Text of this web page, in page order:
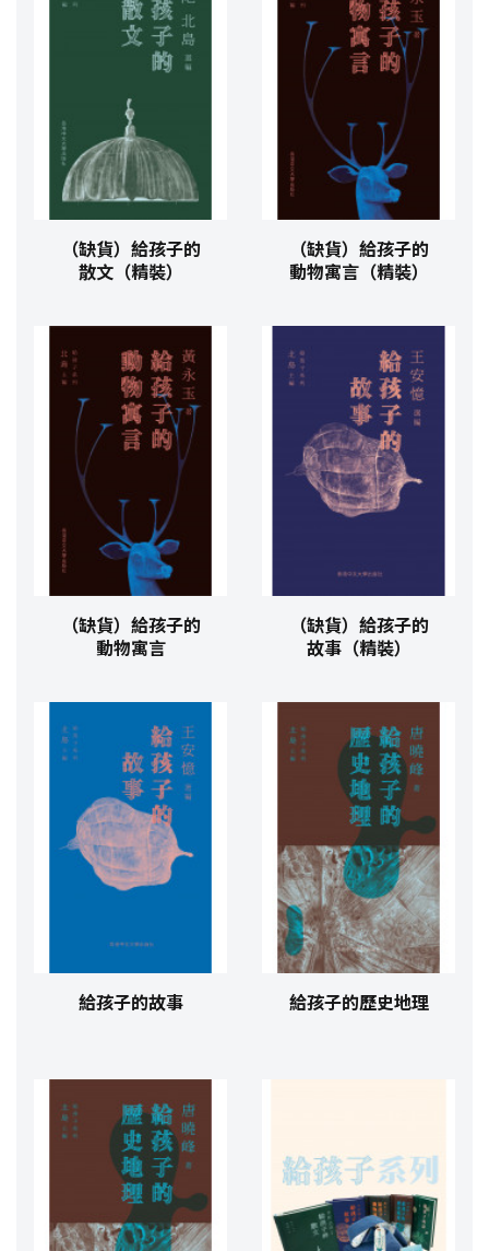
（缺貨）給孩子的
散文（精裝）
（缺貨）給孩子的
動物寓言（精裝）
（缺貨）給孩子的
動物寓言
（缺貨）給孩子的
故事（精裝）
給孩子的故事 給孩子的歷史地理